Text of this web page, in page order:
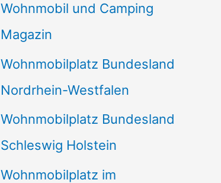
Wohnmobil und Camping
Magazin
Wohnmobilplatz Bundesland
Nordrhein-Westfalen
Wohnmobilplatz Bundesland
Schleswig Holstein
Wohnmobilplatz im